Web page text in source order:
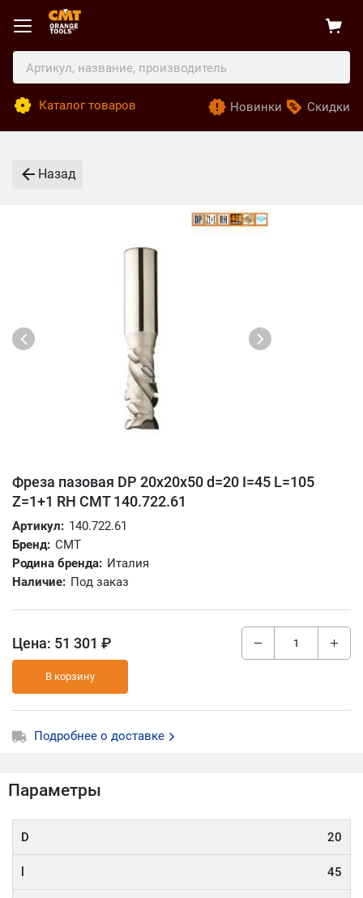
Каталог товаров Новинки Скидки
Назад
Фреза пазовая DP 20x20x50 d=20 I=45 L=105
Z=1+1 RH CMT 140.722.61
Артикул: 140.722.61
Бренд: CMT
Родина бренда: Италия
Наличие: Под заказ
Цена: 51 301 ₽
В корзину
Подробнее о доставке
Параметры
D 20
45